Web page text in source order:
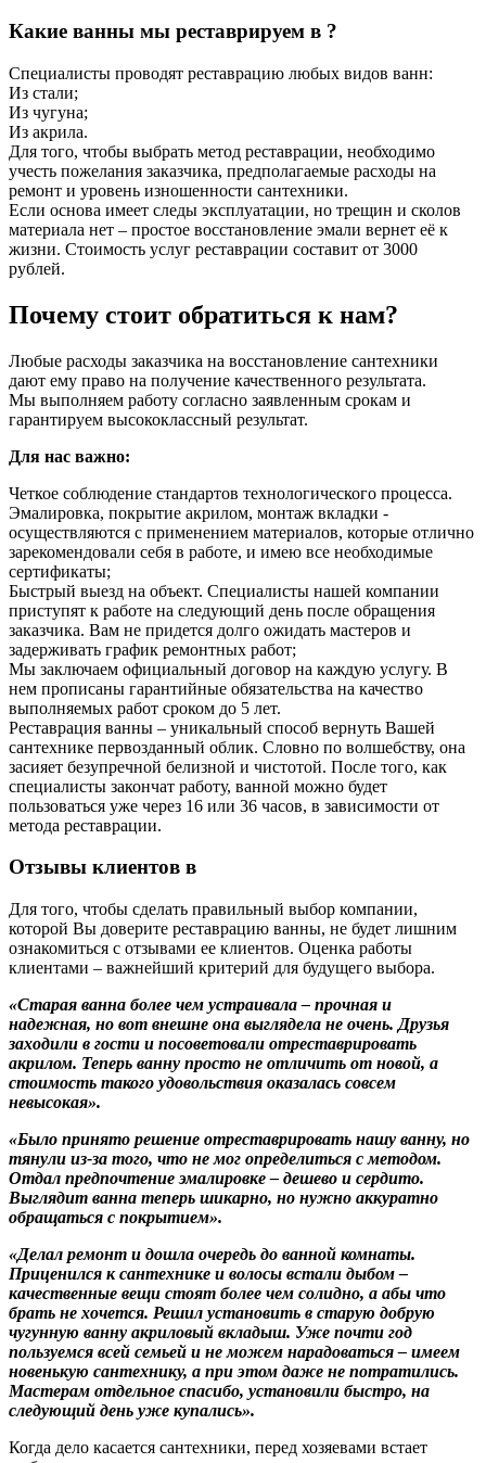
Какие ванны мы реставрируем в ?
Специалисты проводят реставрацию любых видов ванн:
Из стали;
Из чугуна;
Из акрила.
Для того, чтобы выбрать метод реставрации, необходимо
учесть пожелания заказчика, предполагаемые расходы на
ремонт и уровень изношенности сантехники.
Если основа имеет следы эксплуатации, но трещин и сколов
материала нет – простое восстановление эмали вернет её к
жизни. Стоимость услуг реставрации составит от 3000
рублей.
Почему стоит обратиться к нам?
Любые расходы заказчика на восстановление сантехники
дают ему право на получение качественного результата.
Мы выполняем работу согласно заявленным срокам и
гарантируем высококлассный результат.
Для нас важно:
Четкое соблюдение стандартов технологического процесса.
Эмалировка, покрытие акрилом, монтаж вкладки -
осуществляются с применением материалов, которые отлично
зарекомендовали себя в работе, и имею все необходимые
сертификаты;
Быстрый выезд на объект. Специалисты нашей компании
приступят к работе на следующий день после обращения
заказчика. Вам не придется долго ожидать мастеров и
задерживать график ремонтных работ;
Мы заключаем официальный договор на каждую услугу. В
нем прописаны гарантийные обязательства на качество
выполняемых работ сроком до 5 лет.
Реставрация ванны – уникальный способ вернуть Вашей
сантехнике первозданный облик. Словно по волшебству, она
засияет безупречной белизной и чистотой. После того, как
специалисты закончат работу, ванной можно будет
пользоваться уже через 16 или 36 часов, в зависимости от
метода реставрации.
Отзывы клиентов в
Для того, чтобы сделать правильный выбор компании,
которой Вы доверите реставрацию ванны, не будет лишним
ознакомиться с отзывами ее клиентов. Оценка работы
клиентами – важнейший критерий для будущего выбора.
«Старая ванна более чем устраивала – прочная и
надежная, но вот внешне она выглядела не очень. Друзья
заходили в гости и посоветовали отреставрировать
акрилом. Теперь ванну просто не отличить от новой, а
стоимость такого удовольствия оказалась совсем
невысокая».
«Было принято решение отреставрировать нашу ванну, но
тянули из-за того, что не мог определиться с методом.
Отдал предпочтение эмалировке – дешево и сердито.
Выглядит ванна теперь шикарно, но нужно аккуратно
обращаться с покрытием».
«Делал ремонт и дошла очередь до ванной комнаты.
Приценился к сантехнике и волосы встали дыбом –
качественные вещи стоят более чем солидно, а абы что
брать не хочется. Решил установить в старую добрую
чугунную ванну акриловый вкладыш. Уже почти год
пользуемся всей семьей и не можем нарадоваться – имеем
новенькую сантехнику, а при этом даже не потратились.
Мастерам отдельное спасибо, установили быстро, на
следующий день уже купались».
Когда дело касается сантехники, перед хозяевами встает